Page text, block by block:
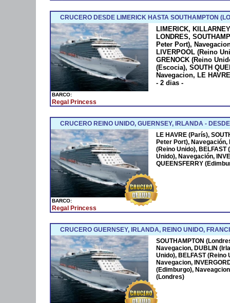
CRUCERO DESDE LIMERICK HASTA SOUTHAMPTON
BARCO:
Regal Princess
LIMERICK,
LONDRES,
Peter Port),
LIVERPOOL (Reino
GRENOCK (Reino
(Escocia), SOUTH
Navegacion, LE
- 2 dias -
CRUCERO REINO UNIDO, GUERNSEY, IRLANDA -
BARCO:
Regal Princess
LE HAVRE (París),
Peter Port), Navegación,
(Reino Unido), BELFAST
Unido), Navegación,
QUEENSFERRY
CRUCERO GUERNSEY, IRLANDA, REINO UNIDO,
SOUTHAMPTON
Navegacion, DUBLIN
Unido), BELFAST (Reino
Navegacion,
(Edimburgo),
(Londres)